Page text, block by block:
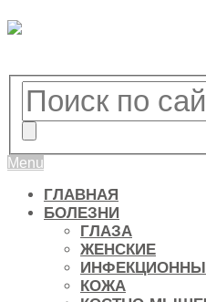
Menu
ГЛАВНАЯ
БОЛЕЗНИ
ГЛАЗА
ЖЕНСКИЕ
КОЖА